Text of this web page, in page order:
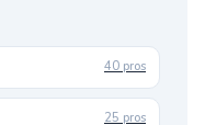
40 pros
25 pros